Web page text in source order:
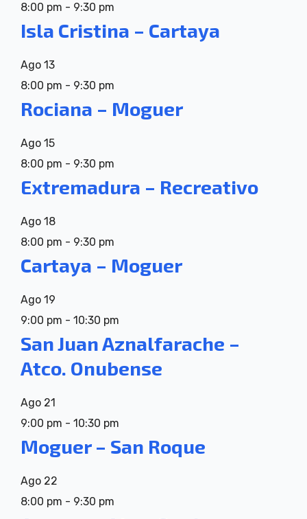
8:00 pm - 9:30 pm
Isla Cristina – Cartaya
Ago 13
8:00 pm - 9:30 pm
Rociana – Moguer
Ago 15
8:00 pm - 9:30 pm
Extremadura – Recreativo
Ago 18
8:00 pm - 9:30 pm
Cartaya – Moguer
Ago 19
9:00 pm - 10:30 pm
San Juan Aznalfarache –
Atco. Onubense
Ago 21
9:00 pm - 10:30 pm
Moguer – San Roque
Ago 22
8:00 pm - 9:30 pm